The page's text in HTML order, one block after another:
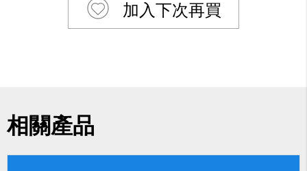
加入下次再買
相關產品